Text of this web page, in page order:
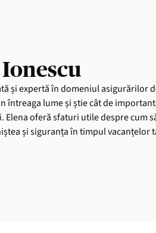
și expertă în domeniul asigurărilor
întreaga lume și știe cât de
Elena oferă sfaturi utile despre cum
și siguranța în timpul vacanțelor